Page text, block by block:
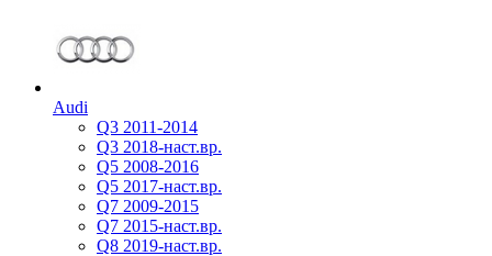
Audi
Q3 2011-2014
Q3 2018-наст.вр.
Q5 2008-2016
Q5 2017-наст.вр.
Q7 2009-2015
Q7 2015-наст.вр.
Q8 2019-наст.вр.